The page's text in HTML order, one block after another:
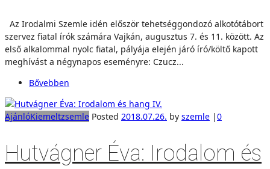
Az Irodalmi Szemle idén először tehetséggondozó alkotótábort
szervez fiatal írók számára Vajkán, augusztus 7. és 11. között. Az
első alkalommal nyolc fiatal, pályája elején járó író/költő kapott
meghívást a négynapos eseményre: Czucz...
Bővebben
AjánlóKiemeltzsemle Posted 2018.07.26. by szemle |0
Hutvágner Éva: Irodalom és